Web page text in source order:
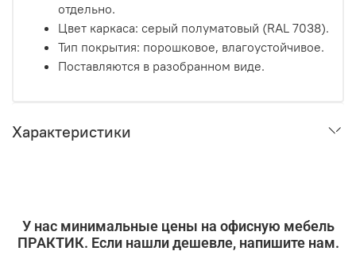
отдельно.
Цвет каркаса: серый полуматовый (RAL 7038).
Тип покрытия: порошковое, влагоустойчивое.
Поставляются в разобранном виде.
Характеристики
У нас минимальные цены на офисную мебель
ПРАКТИК. Если нашли дешевле, напишите нам.